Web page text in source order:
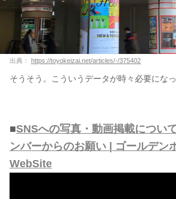
出典： https://toyokeizai.net/articles/-/375402
そうそう。こういうデータが時々必要にな
■SNSへの写真・動画掲載につい
ンバーからのお願い | ゴールデン
WebSite